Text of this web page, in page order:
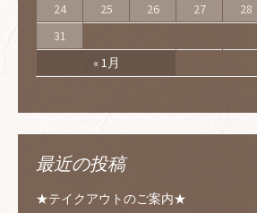
« 1月
24
25 26 27 28
31
最近の投稿
★テイクアウトのご案内★